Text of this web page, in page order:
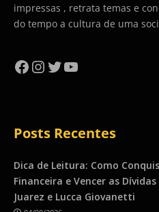
impressas , retrata temas e
do tempo a cultura de uma
Facebook
Instagram
Twitter
YouTube
Posts Recentes
Dica de Leitura: Como
Financeira e Vencer as
Juarez e Lucca Giovanetti